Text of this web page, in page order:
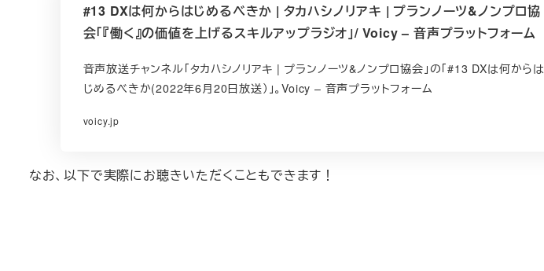
#13 DXは何からはじめるべきか | タカハシノリアキ | プランノーツ&ノンプロ協
会「『働く』の価値を上げるスキルアップラジオ」/ Voicy – 音声プラットフォーム
音声放送チャンネル「タカハシノリアキ | プランノーツ&ノンプロ協会」の「#13 DXは何からは
じめるべきか(2022年6月20日放送）」。Voicy – 音声プラットフォーム
voicy.jp
なお、以下で実際にお聴きいただくこともできます！